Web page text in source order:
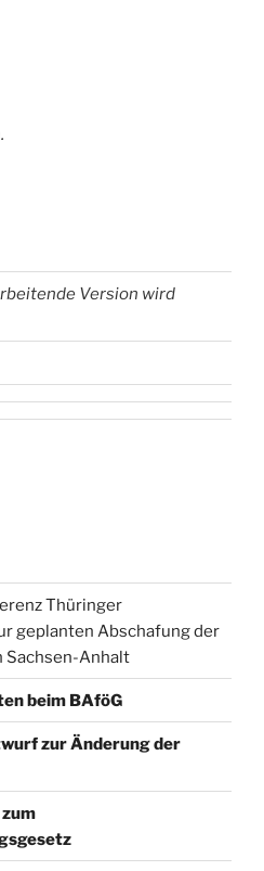
Version wird
Thüringer
geplanten Abschafung der
Sachsen-Anhalt
beim BAföG
zur Änderung der